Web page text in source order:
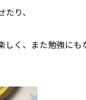
り、
しく、また勉強にも